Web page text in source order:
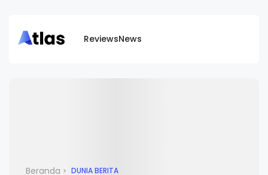
ReviewsNews
Beranda DUNIA BERITA